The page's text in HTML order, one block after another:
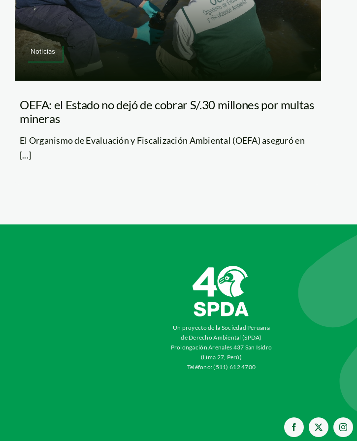
Noticias
OEFA: el Estado no dejó de cobrar S/.30 millones por multas
mineras
El Organismo de Evaluación y Fiscalización Ambiental (OEFA) aseguró en
[...]
Un proyecto de la Sociedad Peruana
de Derecho Ambiental (SPDA)
Prolongación Arenales 437 San Isidro
(Lima 27, Perú)
Teléfono: (511) 612 4700